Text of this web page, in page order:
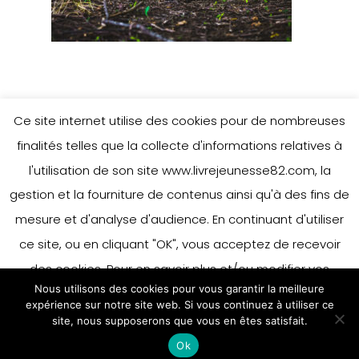
Leave a Reply
You must be logged in
to post a
comment.
Ce site internet utilise des cookies pour de nombreuses
finalités telles que la collecte d'informations relatives à
l'utilisation de son site www.livrejeunesse82.com, la
gestion et la fourniture de contenus ainsi qu'à des fins de
mesure et d'analyse d'audience. En continuant d'utiliser
ce site, ou en cliquant "OK", vous acceptez de recevoir
des cookies. Pour en savoir plus et/ou modifier vos
préférences en matière de cookies, merci de vous référer
à notre politique sur les cookies.
Accepter
En savoir plus
Nous utilisons des cookies pour vous garantir la meilleure
expérience sur notre site web. Si vous continuez à utiliser ce
site, nous supposerons que vous en êtes satisfait.
Ok